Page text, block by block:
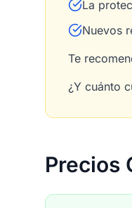
La
Nuevos
Te
¿Y cuánto
Precios